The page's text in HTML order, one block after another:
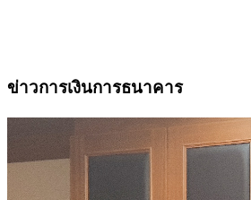
ข่าวการเงินการธนาคาร